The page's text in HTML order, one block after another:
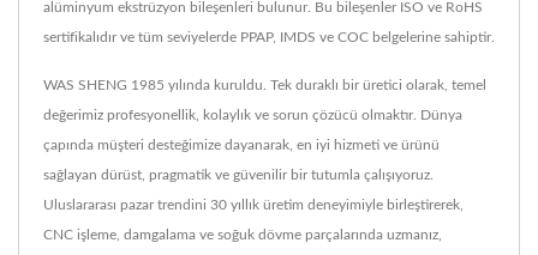
alüminyum ekstrüzyon bileşenleri bulunur. Bu bileşenler ISO ve RoHS
sertifikalıdır ve tüm seviyelerde PPAP, IMDS ve COC belgelerine sahiptir.
WAS SHENG 1985 yılında kuruldu. Tek duraklı bir üretici olarak, temel
değerimiz profesyonellik, kolaylık ve sorun çözücü olmaktır. Dünya
çapında müşteri desteğimize dayanarak, en iyi hizmeti ve ürünü
sağlayan dürüst, pragmatik ve güvenilir bir tutumla çalışıyoruz.
Uluslararası pazar trendini 30 yıllık üretim deneyimiyle birleştirerek,
CNC işleme, damgalama ve soğuk dövme parçalarında uzmanız,